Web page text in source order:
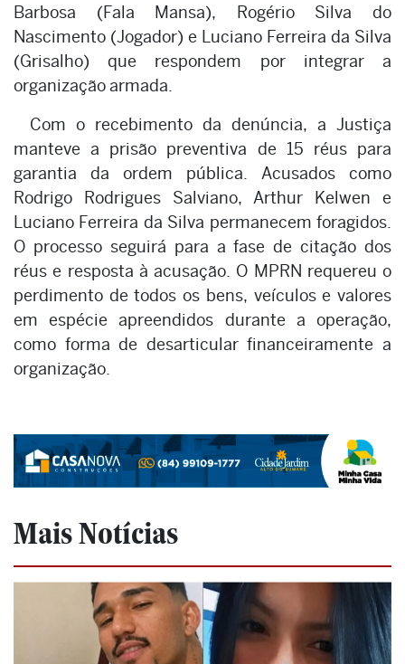
Barbosa (Fala Mansa), Rogério Silva do
Nascimento (Jogador) e Luciano Ferreira da Silva
(Grisalho) que respondem por integrar a
organização armada.
Com o recebimento da denúncia, a Justiça
manteve a prisão preventiva de 15 réus para
garantia da ordem pública. Acusados como
Rodrigo Rodrigues Salviano, Arthur Kelwen e
Luciano Ferreira da Silva permanecem foragidos.
O processo seguirá para a fase de citação dos
réus e resposta à acusação. O MPRN requereu o
perdimento de todos os bens, veículos e valores
em espécie apreendidos durante a operação,
como forma de desarticular financeiramente a
organização.
Mais Notícias